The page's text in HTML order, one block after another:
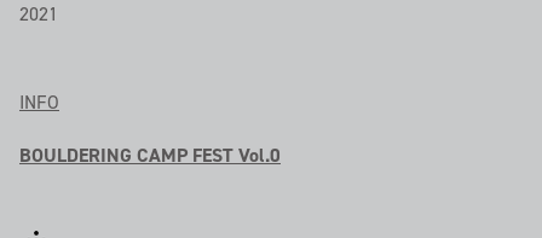
2021
INFO
BOULDERING CAMP FEST Vol.0